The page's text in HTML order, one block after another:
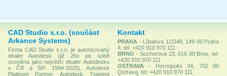
CAD Studio s.r.o. (součást
Arkance Systems)
Firma CAD Studio s.r.o. je autorizovaný
dealer Autodesk (již 26x po sobě
oceněna jako největší dealer Autodesku
v ČR a SR: 1994-2020), Autodesk
Platinum Partner, Autodesk Training
Kontakt
PRAHA - Líbalova 1/2348, 149 00 Praha
4, tel: +420 910 970 111
BRNO - Sochorova 23, 616 00 Brno, tel:
+420 910 970 111
OSTRAVA
- Hornopolní 34, 702 00
Ostrava, tel: +420 910 970 111